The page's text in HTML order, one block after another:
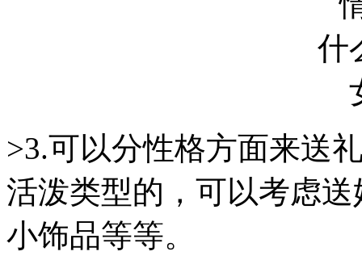
>3.可以分性格方面来送
活泼类型的，可以考虑
小饰品等等。